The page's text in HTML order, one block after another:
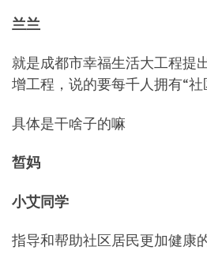
兰兰
就是成都市幸福生活大工程提
增工程，说的要每千人拥有“
具体是干啥子的嘛
皙妈
小艾同学
指导和帮助社区居民更加健康